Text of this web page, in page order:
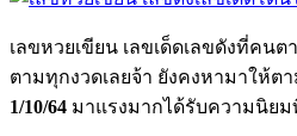
เลขหวยเขียน เลขเด็ดเลขดังที่คน
ตามทุกงวดเลยจ้า ยังคงหามาให้ต
1/10/64 มาแรงมากได้รับความนิยม